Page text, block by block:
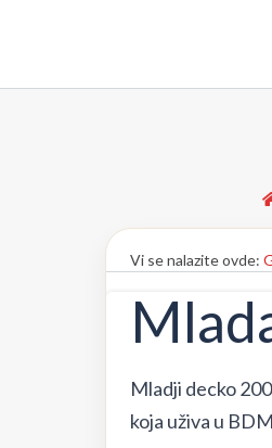
Vi se nalazite ovde:
Mladji decko
koja uživa u